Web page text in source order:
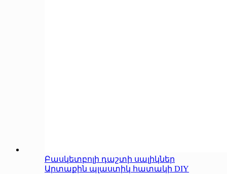
Բասկետբոլի դաշտի սալիկներ
Արտաքին պլաստիկ հատակի DIY